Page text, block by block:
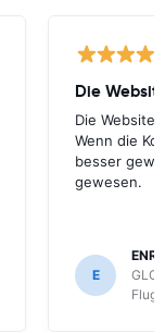
Die
Die Website
Wenn die
besser
gewesen.
E